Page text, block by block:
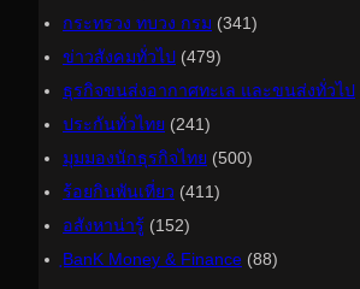
กระทรวง ทบวง กรม (341)
ข่าวสังคมทั่วไป (479)
ธุรกิจขนส่งอากาศทะเล และขนส่งทั่วไป
ประกันทั่วไทย (241)
มุมมองนักธุรกิจไทย (500)
ร้อยกินพันเที่ยว (411)
อสังหาน่ารู้ (152)
ฺBanK Money & Finance (88)